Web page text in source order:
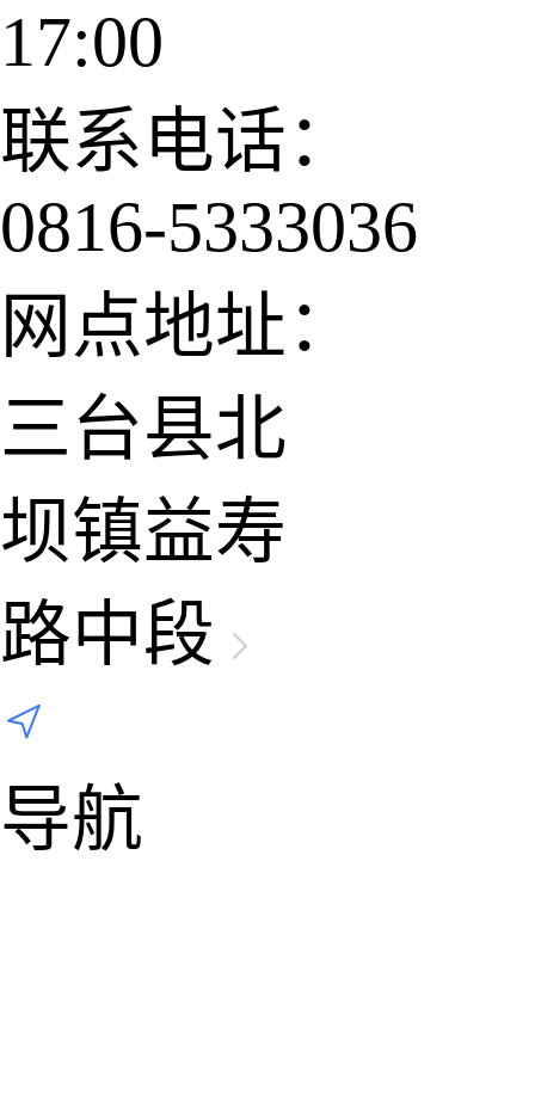
17:00
联系电话：
0816-5333036
网点地址：
三台县北
坝镇益寿
路中段
导航